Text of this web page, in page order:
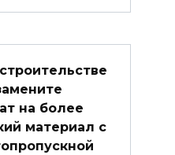
на более
материал с